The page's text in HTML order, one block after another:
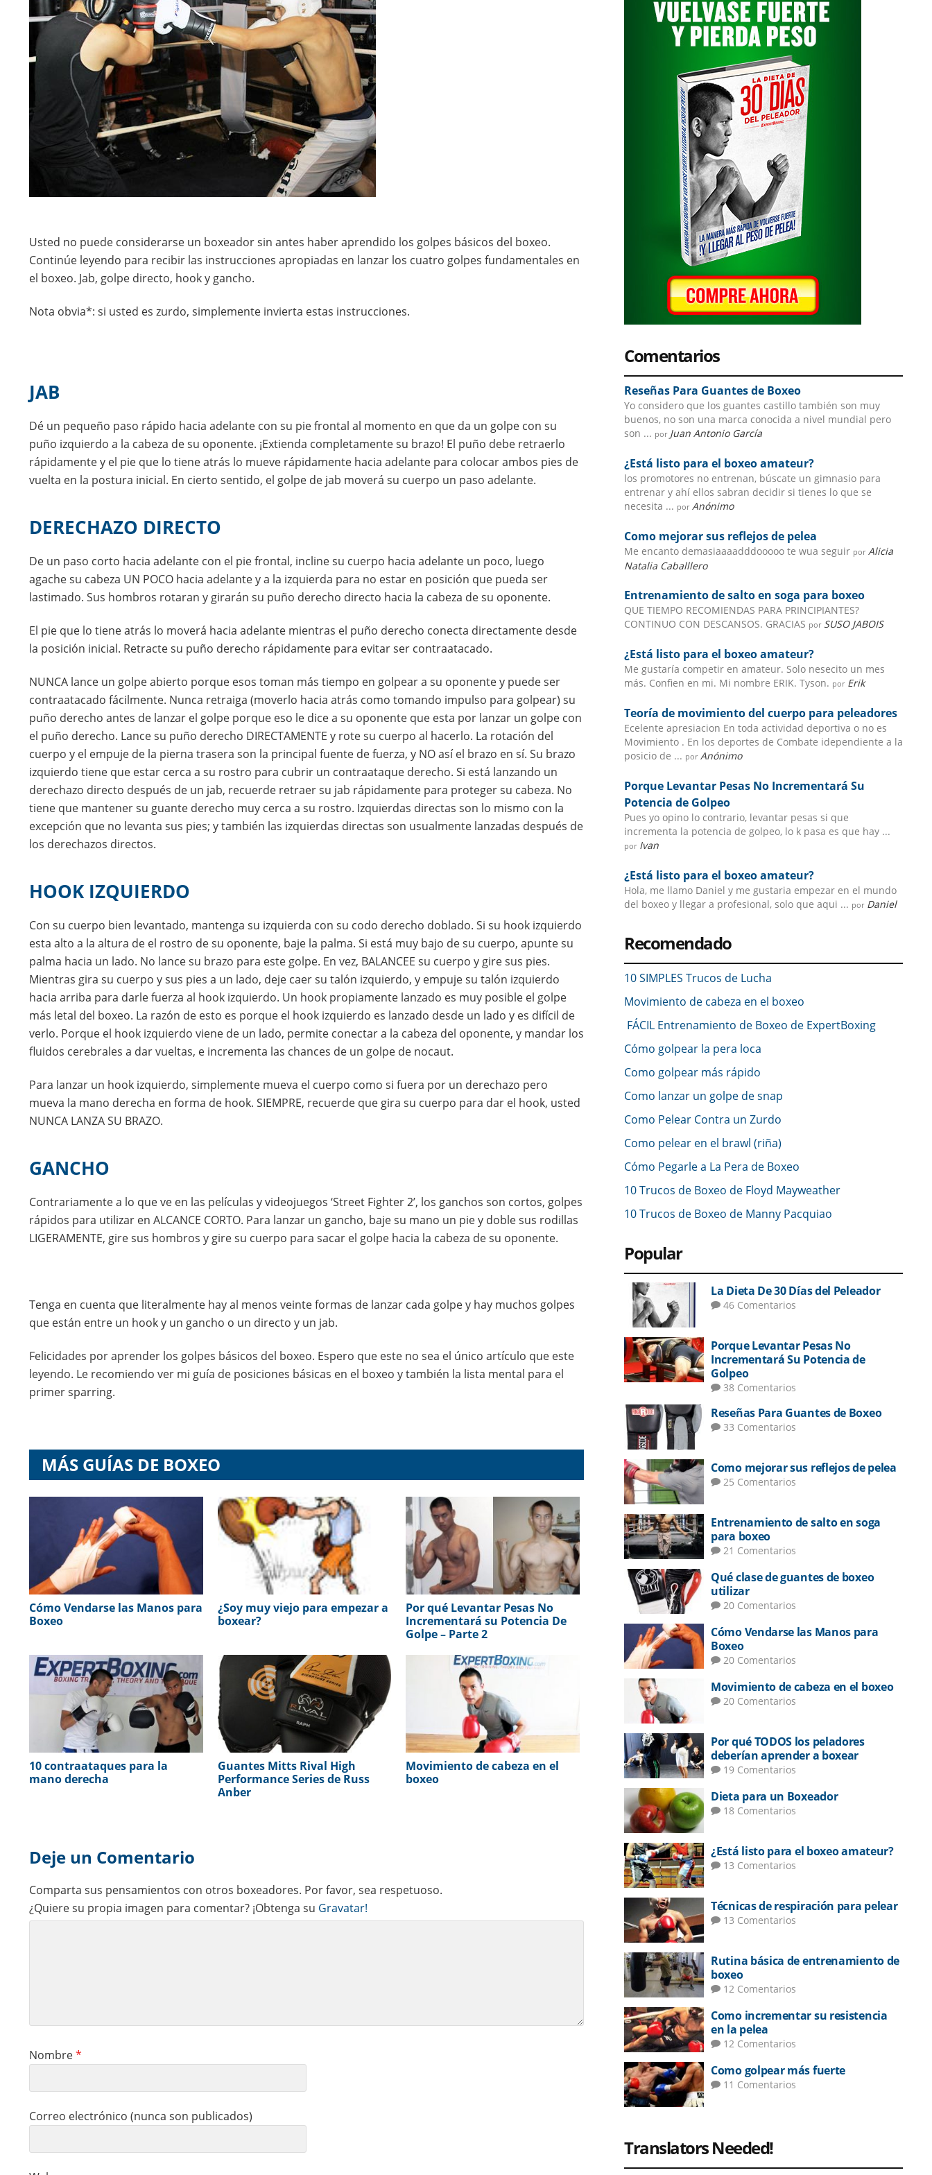
Usted no puede considerarse un boxeador sin antes haber aprendido los golpes básicos del boxeo.
Continúe leyendo para recibir las instrucciones apropiadas en lanzar los cuatro golpes fundamentales en
el boxeo. Jab, golpe directo, hook y gancho.
Nota obvia*: si usted es zurdo, simplemente invierta estas instrucciones.
JAB
Dé un pequeño paso rápido hacia adelante con su pie frontal al momento en que da un golpe con su
puño izquierdo a la cabeza de su oponente. ¡Extienda completamente su brazo! El puño debe retraerlo
rápidamente y el pie que lo tiene atrás lo mueve rápidamente hacia adelante para colocar ambos pies de
vuelta en la postura inicial. En cierto sentido, el golpe de jab moverá su cuerpo un paso adelante.
DERECHAZO DIRECTO
De un paso corto hacia adelante con el pie frontal, incline su cuerpo hacia adelante un poco, luego
agache su cabeza UN POCO hacia adelante y a la izquierda para no estar en posición que pueda ser
lastimado. Sus hombros rotaran y girarán su puño derecho directo hacia la cabeza de su oponente.
El pie que lo tiene atrás lo moverá hacia adelante mientras el puño derecho conecta directamente desde
la posición inicial. Retracte su puño derecho rápidamente para evitar ser contraatacado.
NUNCA lance un golpe abierto porque esos toman más tiempo en golpear a su oponente y puede ser
contraatacado fácilmente. Nunca retraiga (moverlo hacia atrás como tomando impulso para golpear) su
puño derecho antes de lanzar el golpe porque eso le dice a su oponente que esta por lanzar un golpe con
el puño derecho. Lance su puño derecho DIRECTAMENTE y rote su cuerpo al hacerlo. La rotación del
cuerpo y el empuje de la pierna trasera son la principal fuente de fuerza, y NO así el brazo en sí. Su brazo
izquierdo tiene que estar cerca a su rostro para cubrir un contraataque derecho. Si está lanzando un
derechazo directo después de un jab, recuerde retraer su jab rápidamente para proteger su cabeza. No
tiene que mantener su guante derecho muy cerca a su rostro. Izquierdas directas son lo mismo con la
excepción que no levanta sus pies; y también las izquierdas directas son usualmente lanzadas después de
los derechazos directos.
HOOK IZQUIERDO
Con su cuerpo bien levantado, mantenga su izquierda con su codo derecho doblado. Si su hook izquierdo
esta alto a la altura de el rostro de su oponente, baje la palma. Si está muy bajo de su cuerpo, apunte su
palma hacia un lado. No lance su brazo para este golpe. En vez, BALANCEE su cuerpo y gire sus pies.
Mientras gira su cuerpo y sus pies a un lado, deje caer su talón izquierdo, y empuje su talón izquierdo
hacia arriba para darle fuerza al hook izquierdo. Un hook propiamente lanzado es muy posible el golpe
más letal del boxeo. La razón de esto es porque el hook izquierdo es lanzado desde un lado y es difícil de
verlo. Porque el hook izquierdo viene de un lado, permite conectar a la cabeza del oponente, y mandar los
fluidos cerebrales a dar vueltas, e incrementa las chances de un golpe de nocaut.
Para lanzar un hook izquierdo, simplemente mueva el cuerpo como si fuera por un derechazo pero
mueva la mano derecha en forma de hook. SIEMPRE, recuerde que gira su cuerpo para dar el hook, usted
NUNCA LANZA SU BRAZO.
GANCHO
Contrariamente a lo que ve en las películas y videojuegos ‘Street Fighter 2’, los ganchos son cortos, golpes
rápidos para utilizar en ALCANCE CORTO. Para lanzar un gancho, baje su mano un pie y doble sus rodillas
LIGERAMENTE, gire sus hombros y gire su cuerpo para sacar el golpe hacia la cabeza de su oponente.
Tenga en cuenta que literalmente hay al menos veinte formas de lanzar cada golpe y hay muchos golpes
que están entre un hook y un gancho o un directo y un jab.
Felicidades por aprender los golpes básicos del boxeo. Espero que este no sea el único artículo que este
leyendo. Le recomiendo ver mi guía de posiciones básicas en el boxeo y también la lista mental para el
primer sparring.
MÁS GUÍAS DE BOXEO
Cómo Vendarse las Manos para
Boxeo
¿Soy muy viejo para empezar a
boxear?
Por qué Levantar Pesas No
Incrementará su Potencia De
Golpe – Parte 2
10 contraataques para la
mano derecha
Guantes Mitts Rival High
Performance Series de Russ
Anber
Movimiento de cabeza en el
boxeo
Reader
Interactions
Deje un Comentario
Comparta sus pensamientos con otros boxeadores. Por favor, sea respetuoso.
¿Quiere su propia imagen para comentar? ¡Obtenga su Gravatar!
Nombre*
Correo electrónico (nunca son publicados)
Comentarios
Reseñas Para Guantes de Boxeo
Yo considero que los guantes castillo también son muy
buenos, no son una marca conocida a nivel mundial pero
son ... por Juan Antonio García
¿Está listo para el boxeo amateur?
los promotores no entrenan, búscate un gimnasio para
entrenar y ahí ellos sabran decidir si tienes lo que se
necesita ... por Anónimo
Como mejorar sus reflejos de pelea
Me encanto demasiaaaadddooooo te wua seguir por Alicia
Natalia Caballlero
Entrenamiento de salto en soga para boxeo
QUE TIEMPO RECOMIENDAS PARA PRINCIPIANTES?
CONTINUO CON DESCANSOS. GRACIAS por SUSO JABOIS
¿Está listo para el boxeo amateur?
Me gustaría competir en amateur. Solo nesecito un mes
más. Confien en mi. Mi nombre ERIK. Tyson. por Erik
Teoría de movimiento del cuerpo para peleadores
Ecelente apresiacion En toda actividad deportiva o no es
Movimiento . En los deportes de Combate idependiente a la
posicio de ... por Anónimo
Porque Levantar Pesas No Incrementará Su
Potencia de Golpeo
Pues yo opino lo contrario, levantar pesas si que
incrementa la potencia de golpeo, lo k pasa es que hay ...
por Ivan
¿Está listo para el boxeo amateur?
Hola, me llamo Daniel y me gustaria empezar en el mundo
del boxeo y llegar a profesional, solo que aqui ... por Daniel
Recomendado
10 SIMPLES Trucos de Lucha
Movimiento de cabeza en el boxeo
FÁCIL Entrenamiento de Boxeo de ExpertBoxing
Cómo golpear la pera loca
Como golpear más rápido
Como lanzar un golpe de snap
Como Pelear Contra un Zurdo
Como pelear en el brawl (riña)
Cómo Pegarle a La Pera de Boxeo
10 Trucos de Boxeo de Floyd Mayweather
10 Trucos de Boxeo de Manny Pacquiao
Popular
La Dieta De 30 Días del Peleador
46 Comentarios
Porque Levantar Pesas No
Incrementará Su Potencia de
Golpeo
38 Comentarios
Reseñas Para Guantes de Boxeo
33 Comentarios
Como mejorar sus reflejos de pelea
25 Comentarios
Entrenamiento de salto en soga
para boxeo
21 Comentarios
Qué clase de guantes de boxeo
utilizar
20 Comentarios
Cómo Vendarse las Manos para
Boxeo
20 Comentarios
Movimiento de cabeza en el boxeo
20 Comentarios
Por qué TODOS los peladores
deberían aprender a boxear
19 Comentarios
Dieta para un Boxeador
18 Comentarios
¿Está listo para el boxeo amateur?
13 Comentarios
Técnicas de respiración para pelear
13 Comentarios
Rutina básica de entrenamiento de
boxeo
12 Comentarios
Como incrementar su resistencia
en la pelea
12 Comentarios
Como golpear más fuerte
11 Comentarios
Translators Needed!